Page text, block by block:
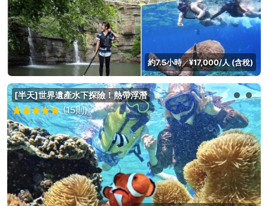
約7.5小時／¥17,000/人 (含稅)
[半天]世界遺產水下探險！熱帶浮潛
(15則)